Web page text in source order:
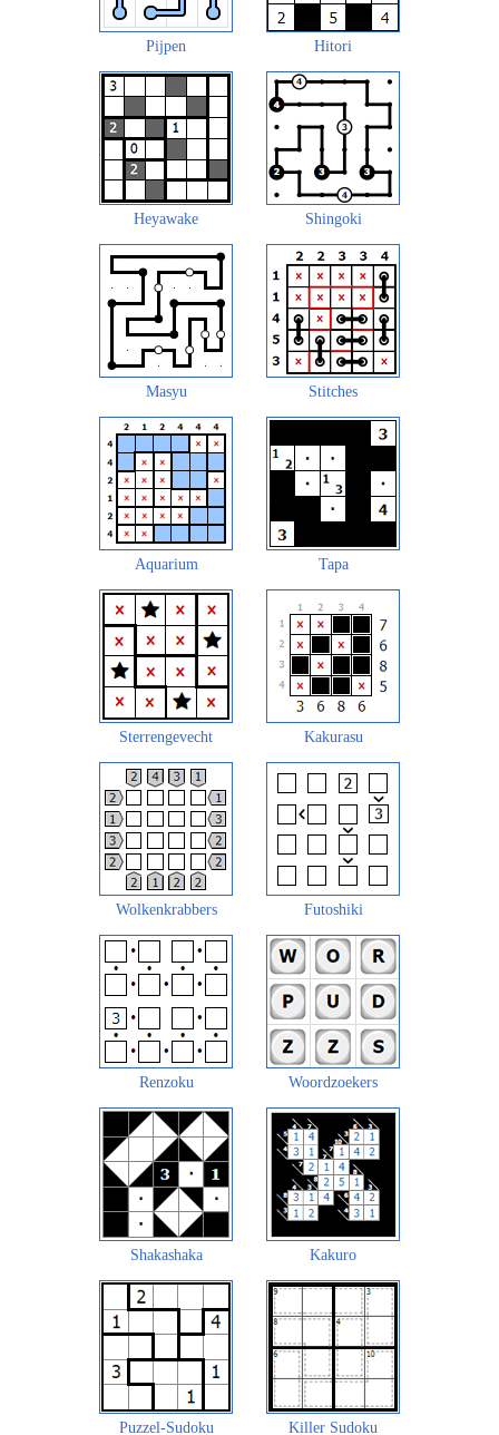
Pijpen Hitori
Heyawake Shingoki
Masyu Stitches
Aquarium Tapa
Sterrengevecht Kakurasu
Wolkenkrabbers Futoshiki
Renzoku Woordzoekers
Shakashaka Kakuro
Puzzel-Sudoku Killer Sudoku